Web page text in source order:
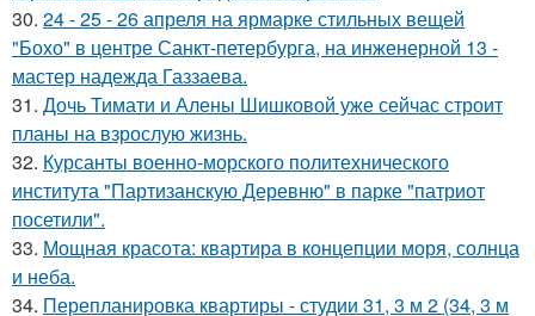
30. 24 - 25 - 26 апреля на ярмарке стильных вещей
"Бохо" в центре Санкт-петербурга, на инженерной 13 -
мастер надежда Газзаева.
31. Дочь Тимати и Алены Шишковой уже сейчас строит
планы на взрослую жизнь.
32. Курсанты военно-морского политехнического
института "Партизанскую Деревню" в парке "патриот
посетили".
33. Мощная красота: квартира в концепции моря, солнца
и неба.
34. Перепланировка квартиры - студии 31, 3 м 2 (34, 3 м